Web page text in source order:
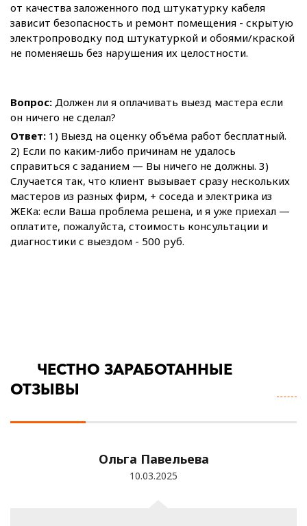
от качества заложенного под штукатурку кабеля
зависит безопасность и ремонт помещения - скрытую
электропроводку под штукатуркой и обоями/краской
не поменяешь без нарушения их целостности.
Вопрос: Должен ли я оплачивать выезд мастера если
он ничего не сделал?
Ответ: 1) Выезд на оценку объёма работ бесплатный.
2) Если по каким-либо причинам не удалось
справиться с заданием — Вы ничего не должны. 3)
Случается так, что клиент вызывает сразу нескольких
мастеров из разных фирм, + соседа и электрика из
ЖЕКа: если Ваша проблема решена, и я уже приехал —
оплатите, пожалуйста, стоимость консультации и
диагностики с выездом - 500 руб.
ЧЕСТНО ЗАРАБОТАННЫЕ
ОТЗЫВЫ
Ольга Павельева
10.03.2025